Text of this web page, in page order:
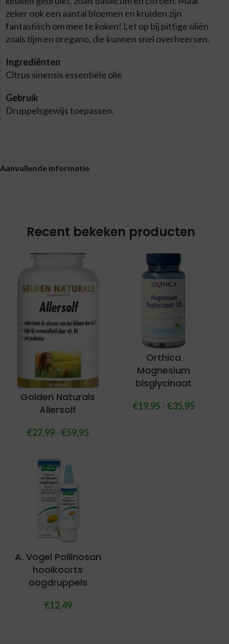
zeker ook een aantal bloemen en kruiden zijn
fantastisch om mee te koken! Let op bij pittige oliën
zoals tijm en oregano, die kunnen snel overheersen.
Ingrediënten
Citrus sinensis essentiële olie
Gebruik
Druppelsgewijs toepassen.
Aanvullende informatie
Recent bekeken producten
Golden Naturals
Allersolf
€27,99- €59,95
Orthica
Magnesium
bisglycinaat
€19,95 - €35,95
A. Vogel Pollinosan
hooikoorts
oogdruppels
€12,49